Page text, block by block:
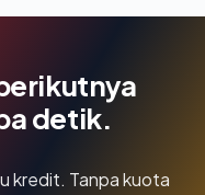
detik.
kredit. Tanpa kuota